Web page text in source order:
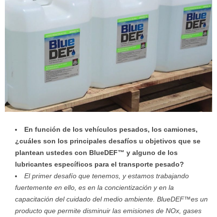
En función de los vehículos pesados, los camiones,
¿cuáles son los principales desafíos u objetivos que se
plantean ustedes con BlueDEF™ y alguno de los
lubricantes específicos para el transporte pesado?
El primer desafío que tenemos, y estamos trabajando
fuertemente en ello, es en la concientización y en la
capacitación del cuidado del medio ambiente. BlueDEF™es un
producto que permite disminuir las emisiones de NOx, gases